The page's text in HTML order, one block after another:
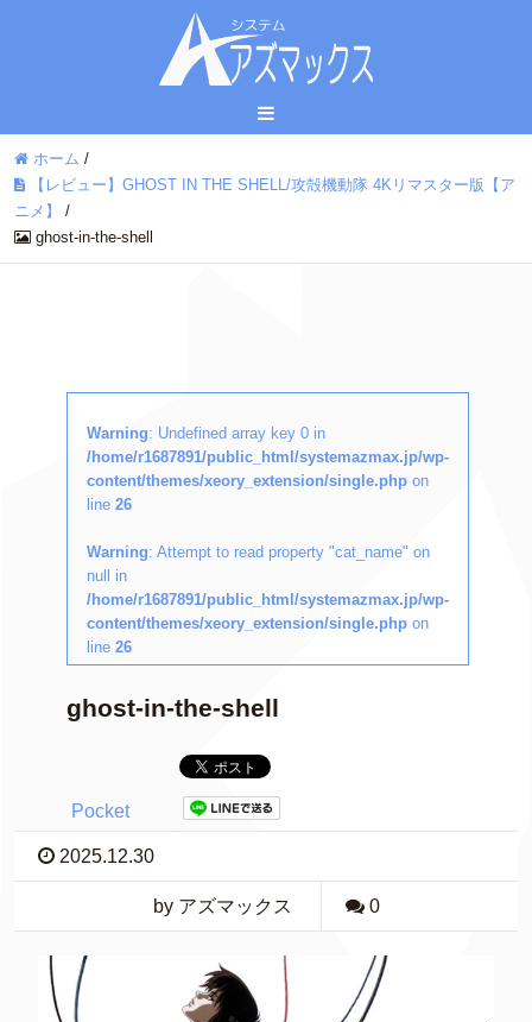
ホーム /
【レビュー】GHOST IN THE SHELL/攻殻機動隊 4Kリマスター版【ア
ニメ】
/
ghost-in-the-shell
Warning: Undefined array key 0 in
/home/r1687891/public_html/systemazmax.jp/wp-
content/themes/xeory_extension/single.php on
line 26
Warning: Attempt to read property "cat_name" on
null in
/home/r1687891/public_html/systemazmax.jp/wp-
content/themes/xeory_extension/single.php on
line 26
ghost-in-the-shell
Pocket
2025.12.30
by アズマックス 0